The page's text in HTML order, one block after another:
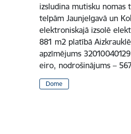
izsludina mutisku nomas
telpām Jaunjelgavā un
elektroniskajā izsolē
881 m2 platībā
apzīmējums
eiro, nodrošinājums –
Dome